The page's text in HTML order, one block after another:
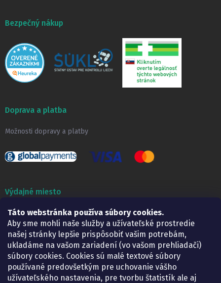
Táto webstránka používa súbory cookies.
Aby sme mohli naše služby a užívateľské prostredie
našej stránky lepšie prispôsobiť vašim potrebám,
ukladáme na vašom zariadení (vo vašom prehliadači)
súbory cookies. Cookies sú malé textové súbory
používané predovšetkým pre uchovanie vášho
užívateľského nastavenia, pre tvorbu štatistík ale aj
Bezpečný nákup
Doprava a platba
Možnosti dopravy a platby
Výdajné miesto
Lekáreň ADONAI
Košice – Smetanova 2
Pondelok:
07.30 – 15.30 h.
Utorok:
07.30 – 16.00 h.
Streda:
07.30 – 16.00 h.
Štvrtok:
07.30 – 15.30 h.
Piatok:
07.30 – 15.30 h.